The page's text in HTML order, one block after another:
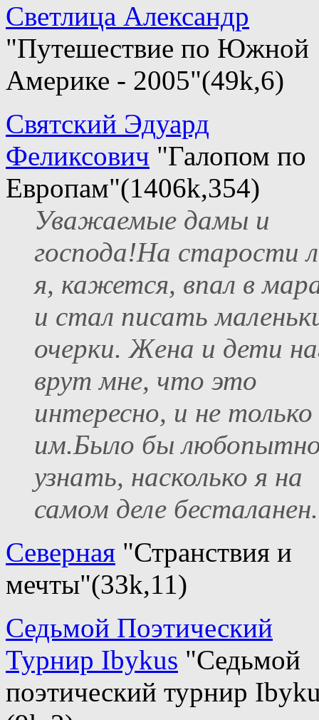
Светлица Александр
"Путешествие по Южной
Америке - 2005"(49k,6)
Святский Эдуард
Феликсович "Галопом по
Европам"(1406k,354)
Уважаемые дамы и
господа!На старости
я, кажется, впал в
и стал писать
очерки. Жена и дети
врут мне, что это
интересно, и не только
им.Было бы
узнать, насколько я на
самом деле бесталанен.
Северная "Странствия и
мечты"(33k,11)
Седьмой Поэтический
Турнир Ibykus "Седьмой
поэтический турнир